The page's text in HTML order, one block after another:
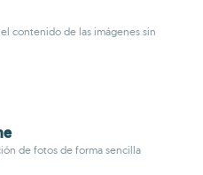
contenido de las imágenes sin
de fotos de forma sencilla